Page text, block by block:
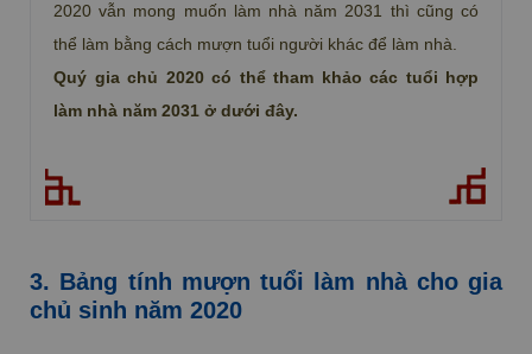
2020 vẫn mong muốn làm nhà năm 2031 thì cũng có
thể làm bằng cách mượn tuổi người khác để làm nhà.
Quý gia chủ 2020 có thể tham khảo các tuổi hợp
làm nhà năm 2031 ở dưới đây.
3. Bảng tính mượn tuổi làm nhà cho gia
chủ sinh năm 2020